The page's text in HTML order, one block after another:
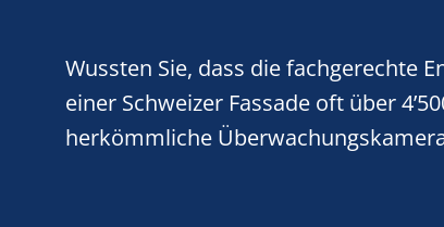
Wussten Sie, dass die fachgerechte
einer Schweizer Fassade oft über
herkömmliche